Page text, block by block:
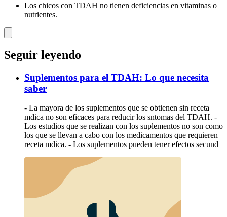
Los chicos con TDAH no tienen deficiencias en vitaminas o
nutrientes.
Seguir leyendo
Suplementos para el TDAH: Lo que necesita
saber
- La mayora de los suplementos que se obtienen sin receta
mdica no son eficaces para reducir los sntomas del TDAH. -
Los estudios que se realizan con los suplementos no son como
los que se llevan a cabo con los medicamentos que requieren
receta mdica. - Los suplementos pueden tener efectos secund